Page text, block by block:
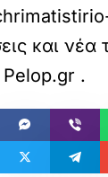
και νέα
.